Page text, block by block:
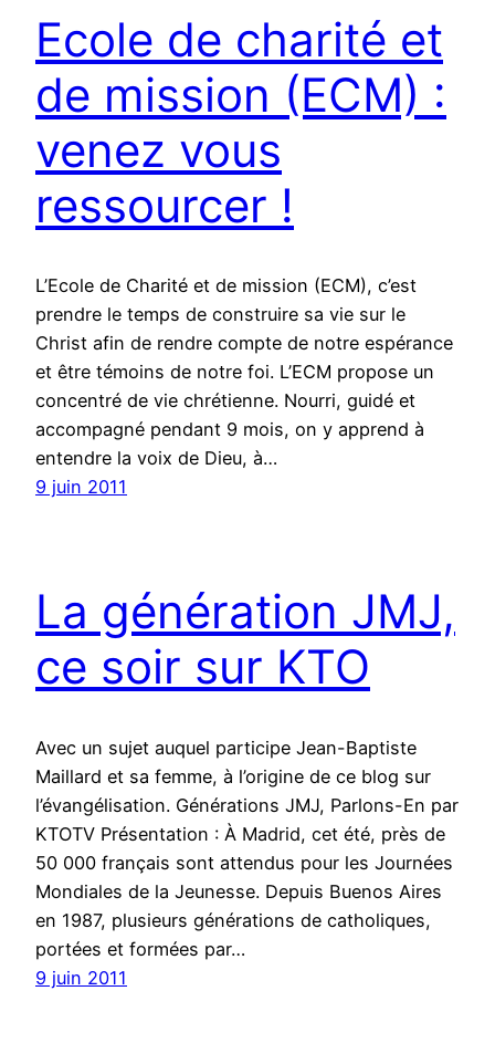
Ecole de charité et
de mission (ECM) :
venez vous
ressourcer !
L’Ecole de Charité et de mission (ECM), c’est
prendre le temps de construire sa vie sur le
Christ afin de rendre compte de notre espérance
et être témoins de notre foi. L’ECM propose un
concentré de vie chrétienne. Nourri, guidé et
accompagné pendant 9 mois, on y apprend à
entendre la voix de Dieu, à…
9 juin 2011
La génération JMJ,
ce soir sur KTO
Avec un sujet auquel participe Jean-Baptiste
Maillard et sa femme, à l’origine de ce blog sur
l’évangélisation. Générations JMJ, Parlons-En par
KTOTV Présentation : À Madrid, cet été, près de
50 000 français sont attendus pour les Journées
Mondiales de la Jeunesse. Depuis Buenos Aires
en 1987, plusieurs générations de catholiques,
portées et formées par…
9 juin 2011